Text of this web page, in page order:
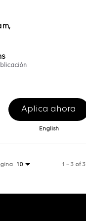
Aplica ahora
English
10 1 – 3 of 3